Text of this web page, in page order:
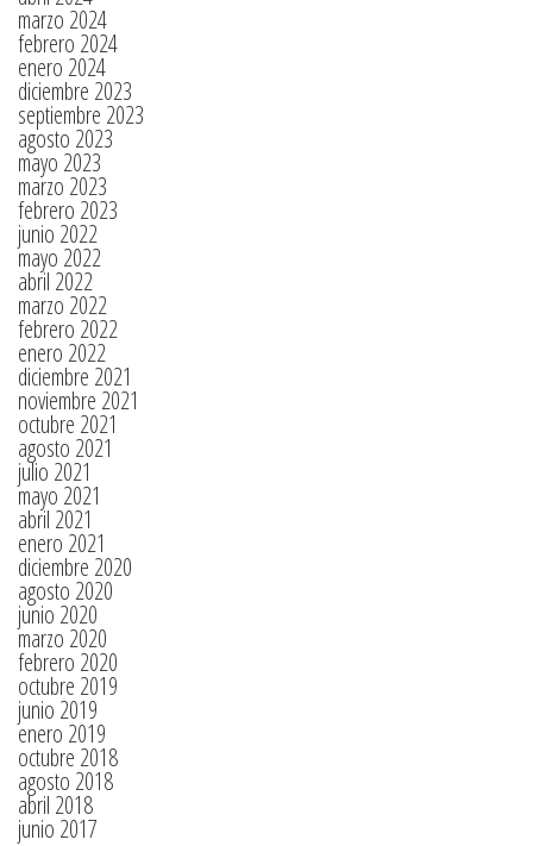
marzo 2024
febrero 2024
enero 2024
diciembre 2023
septiembre 2023
agosto 2023
mayo 2023
marzo 2023
febrero 2023
junio 2022
mayo 2022
abril 2022
marzo 2022
febrero 2022
enero 2022
diciembre 2021
noviembre 2021
octubre 2021
agosto 2021
julio 2021
mayo 2021
abril 2021
enero 2021
diciembre 2020
agosto 2020
junio 2020
marzo 2020
febrero 2020
octubre 2019
junio 2019
enero 2019
octubre 2018
agosto 2018
abril 2018
junio 2017